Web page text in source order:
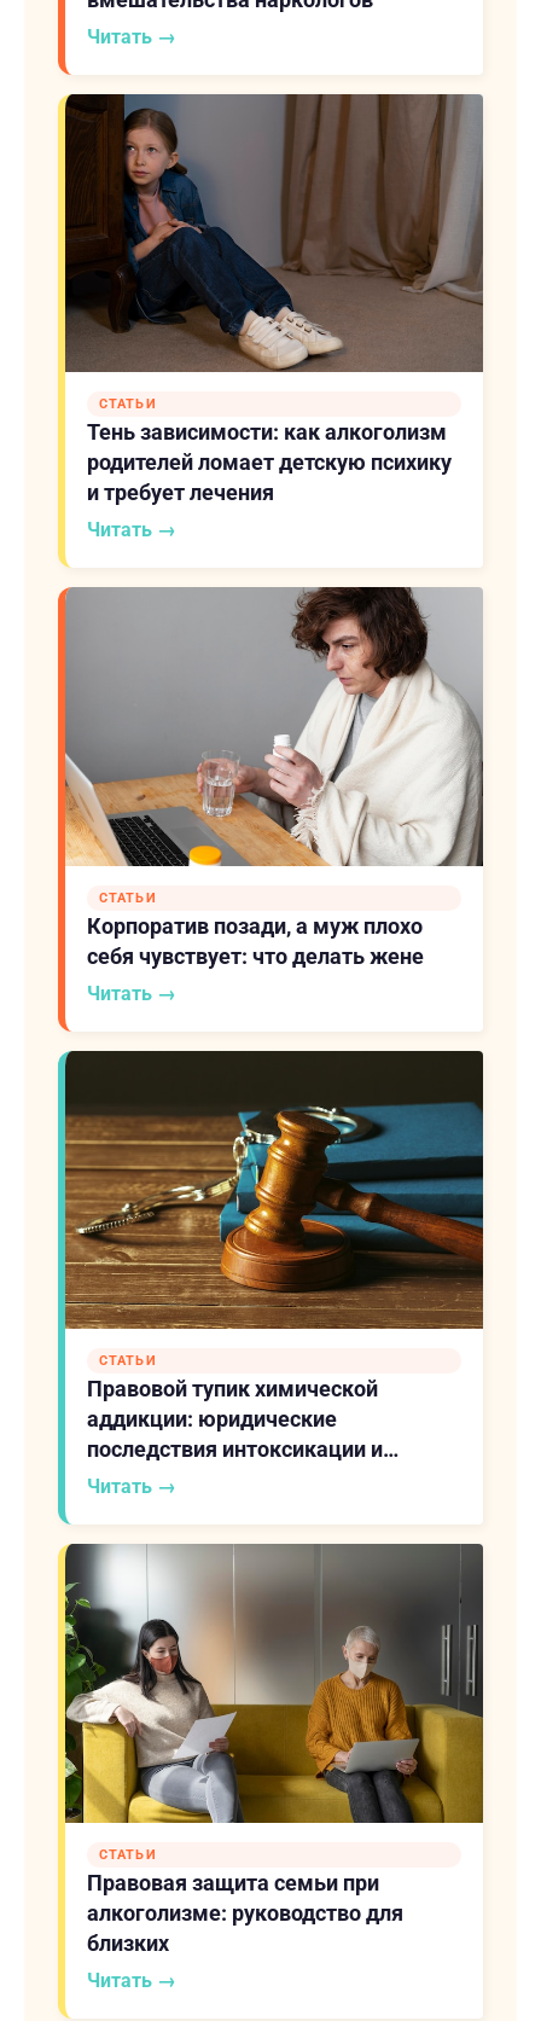
Читать →
СТАТЬИ
Тень зависимости: как алкоголизм
родителей ломает детскую психику
и требует лечения
Читать →
СТАТЬИ
Корпоратив позади, а муж плохо
себя чувствует: что делать жене
Читать →
СТАТЬИ
Правовой тупик химической
аддикции: юридические
последствия интоксикации и
медицинские стратегии
статуса
Читать →
СТАТЬИ
Правовая защита семьи при
алкоголизме: руководство для
близких
Читать →